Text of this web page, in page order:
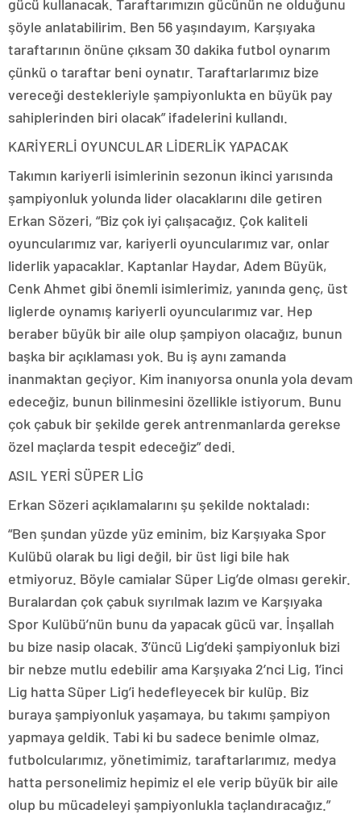
gücü kullanacak. Taraftarımızın gücünün ne olduğunu
şöyle anlatabilirim. Ben 56 yaşındayım, Karşıyaka
taraftarının önüne çıksam 30 dakika futbol oynarım
çünkü o taraftar beni oynatır. Taraftarlarımız bize
vereceği destekleriyle şampiyonlukta en büyük pay
sahiplerinden biri olacak” ifadelerini kullandı.
KARİYERLİ OYUNCULAR LİDERLİK YAPACAK
Takımın kariyerli isimlerinin sezonun ikinci yarısında
şampiyonluk yolunda lider olacaklarını dile getiren
Erkan Sözeri, “Biz çok iyi çalışacağız. Çok kaliteli
oyuncularımız var, kariyerli oyuncularımız var, onlar
liderlik yapacaklar. Kaptanlar Haydar, Adem Büyük,
Cenk Ahmet gibi önemli isimlerimiz, yanında genç, üst
liglerde oynamış kariyerli oyuncularımız var. Hep
beraber büyük bir aile olup şampiyon olacağız, bunun
başka bir açıklaması yok. Bu iş aynı zamanda
inanmaktan geçiyor. Kim inanıyorsa onunla yola devam
edeceğiz, bunun bilinmesini özellikle istiyorum. Bunu
çok çabuk bir şekilde gerek antrenmanlarda gerekse
özel maçlarda tespit edeceğiz” dedi.
ASIL YERİ SÜPER LİG
Erkan Sözeri açıklamalarını şu şekilde noktaladı:
“Ben şundan yüzde yüz eminim, biz Karşıyaka Spor
Kulübü olarak bu ligi değil, bir üst ligi bile hak
etmiyoruz. Böyle camialar Süper Lig’de olması gerekir.
Buralardan çok çabuk sıyrılmak lazım ve Karşıyaka
Spor Kulübü’nün bunu da yapacak gücü var. İnşallah
bu bize nasip olacak. 3’üncü Lig’deki şampiyonluk bizi
bir nebze mutlu edebilir ama Karşıyaka 2’nci Lig, 1’inci
Lig hatta Süper Lig’i hedefleyecek bir kulüp. Biz
buraya şampiyonluk yaşamaya, bu takımı şampiyon
yapmaya geldik. Tabi ki bu sadece benimle olmaz,
futbolcularımız, yönetimimiz, taraftarlarımız, medya
hatta personelimiz hepimiz el ele verip büyük bir aile
olup bu mücadeleyi şampiyonlukla taçlandıracağız.”